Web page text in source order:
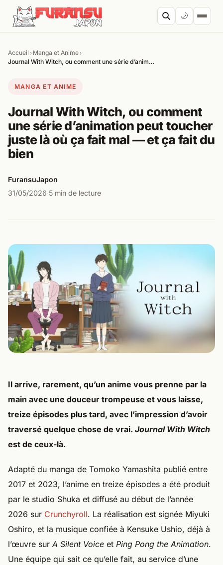
Aller au contenu
🌙
Accueil › Manga et Anime›
Journal With Witch, ou comment une série d’anim…
MANGA ET ANIME
Journal With Witch, ou comment
une série d’animation peut toucher
juste là où ça fait mal — et ça fait du
bien
FuransuJapon
31/05/2026· 5 min de lecture
Il arrive, rarement, qu’un anime vous prenne par la
main avec une douceur trompeuse et vous laisse,
treize épisodes plus tard, avec l’impression d’avoir
traversé quelque chose de vrai. Journal With Witch
est de ceux-là.
Adapté du manga de Tomoko Yamashita publié entre
2017 et 2023, l’anime en treize épisodes a été produit
par le studio Shuka et diffusé au début de l’année
2026 sur Crunchyroll. La réalisation est signée Miyuki
Oshiro, et la musique confiée à Kensuke Ushio, déjà à
l’œuvre sur A Silent Voice et Ping Pong the Animation.
Une équipe qui sait ce qu’elle fait, au service d’une